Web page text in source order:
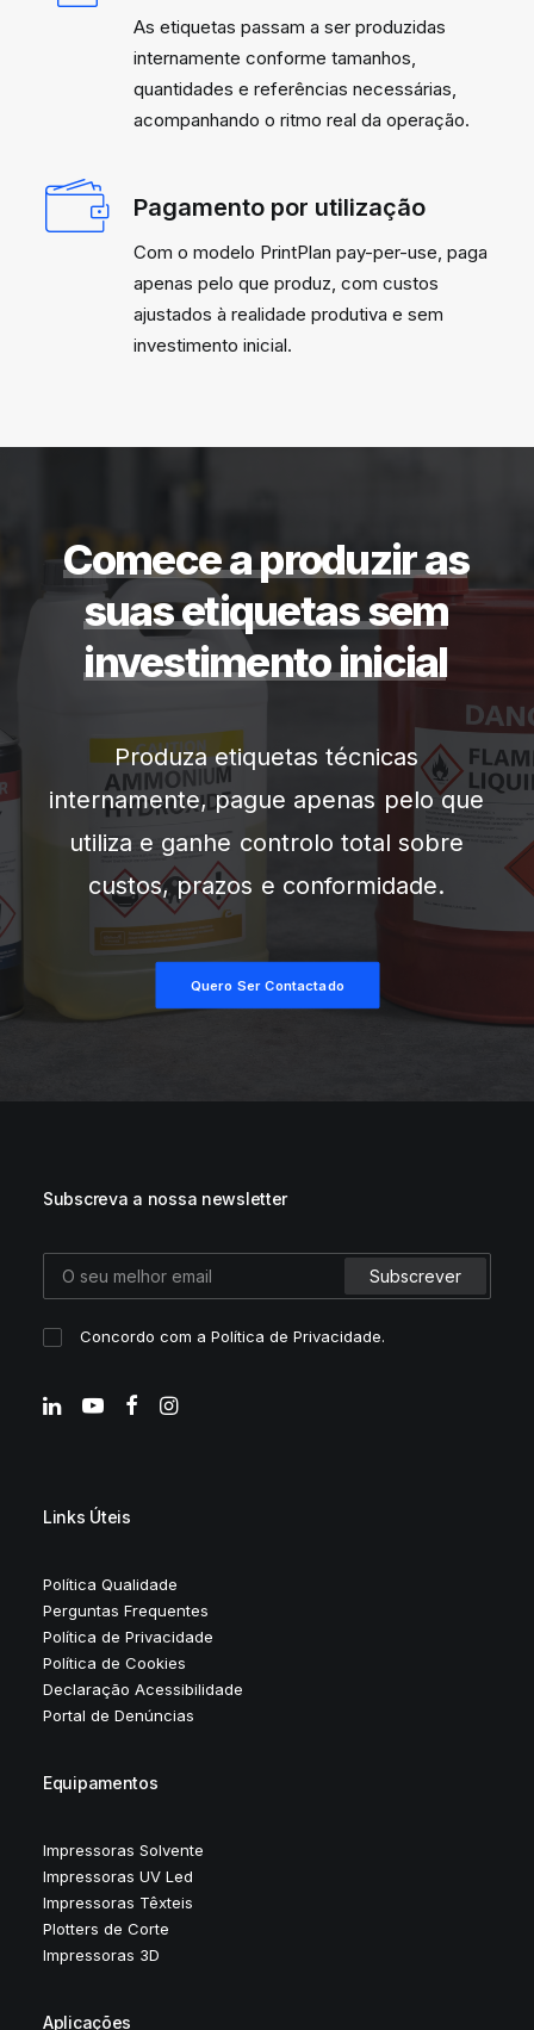
As etiquetas passam a ser produzidas
internamente conforme tamanhos,
quantidades e referências necessárias,
acompanhando o ritmo real da operação.
Pagamento por utilização
Com o modelo PrintPlan pay-per-use, paga
apenas pelo que produz, com custos
ajustados à realidade produtiva e sem
investimento inicial.
Comeceaproduziras
suasetiquetassem
investimentoinicial
Produza etiquetas técnicas
internamente, pague apenas pelo que
utiliza e ganhe controlo total sobre
custos, prazos e conformidade.
Quero Ser Contactado
Subscreva a nossa newsletter
Concordo com aPolítica de Privacidade.
Links Úteis
Política Qualidade
Perguntas Frequentes
Política de Privacidade
Política de Cookies
Declaração Acessibilidade
Portal de Denúncias
Equipamentos
Impressoras Solvente
Impressoras UV Led
Impressoras Têxteis
Plotters de Corte
Impressoras 3D
Aplicações